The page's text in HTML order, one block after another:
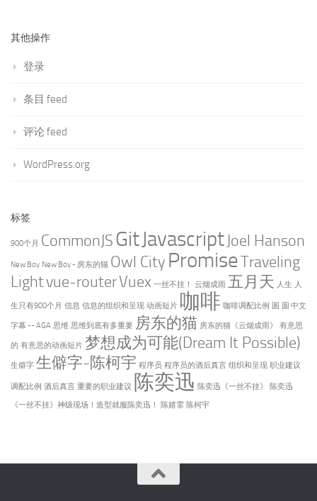
其他操作
登录
条目 feed
评论 feed
WordPress.org
标签
900个月 CommonJSGitJavascript Joel Hanson
New Boy New Boy - 房东的猫 Owl City PromiseTraveling
Lightvue-routerVuex 一丝不挂！ 云烟成雨 五月天 人生 人
生只有900个月 信息 信息的组织和呈现 动画短片 咖啡 咖啡调配比例 圆 圆 中文
字幕 -- AGA 思维 思维到底有多重要 房东的猫 房东的猫《云烟成雨》 有意思
的 有意思的动画短片 梦想成为可能(Dream It Possible)
生僻字 生僻字-陈柯宇 程序员 程序员的酒后真言 组织和呈现 职业建议
调配比例 酒后真言 重要的职业建议 陈奕迅 陈奕迅《一丝不挂》
陈奕迅
《一丝不挂》神级现场！造型就服陈奕迅！
陈婧霏 陈柯宇